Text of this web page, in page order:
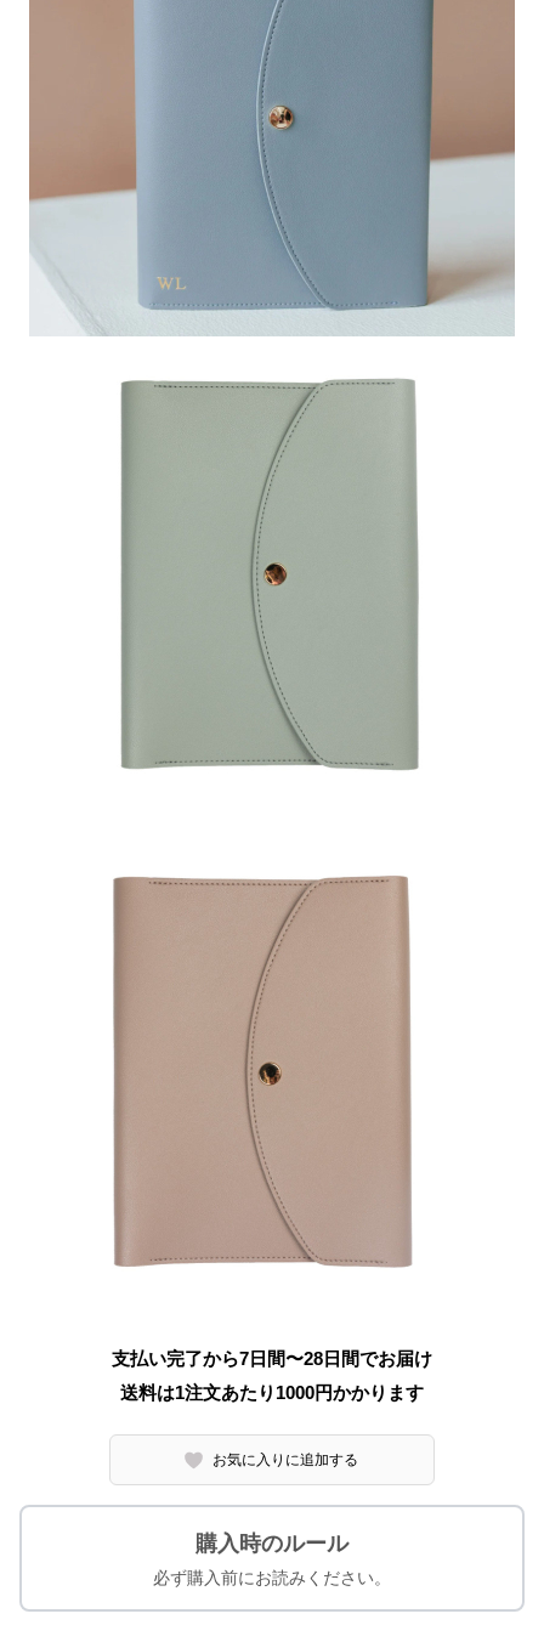
支払い完了から7日間〜28日間でお届け
送料は1注文あたり 1000円かかります
お気に入りに追加する
購入時のルール
必ず購入前にお読みください。